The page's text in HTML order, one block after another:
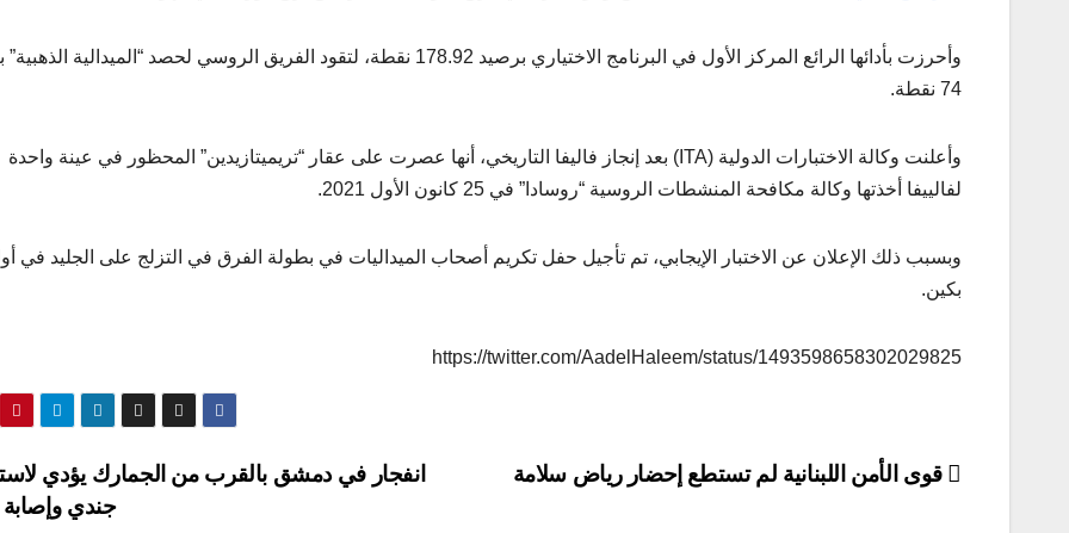
وأحرزت بأدائها الرائع المركز الأول في البرنامج الاختياري برصيد 178.92 نقطة، لتقود الفريق الروسي لحصد “الميدالية
74 نقطة.
وأعلنت وكالة الاختبارات الدولية (ITA) بعد إنجاز فاليفا التاريخي، أنها عصرت على عقار “تريميتازيدين” المحظور في عينة واحدة
لفالييفا أخذتها وكالة مكافحة المنشطات الروسية “روسادا” في 25 كانون الأول 2021.
وبسبب ذلك الإعلان عن الاختبار الإيجابي، تم تأجيل حفل تكريم أصحاب الميداليات في بطولة الفرق في التزلج على الجليد في
بكين.
https://twitter.com/AadelHaleem/status/1493598658302029825
تصفّح
انفجار في دمشق بالقرب من الجمارك يؤدي
جندي وإصابة 11
قوى الأمن اللبنانية لم تستطع إحضار رياض سلامة